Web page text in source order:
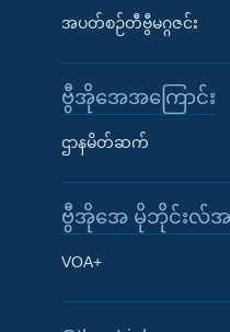
Learning English
အပတ်စဉ်တီဗွီမဂ္ဂဇင်း
ဗွီအိုအေအကြောင်း
ဌာနမိတ်ဆက်
ဗွီအိုအေ မိုဘိုင်းလ်အ
VOA+